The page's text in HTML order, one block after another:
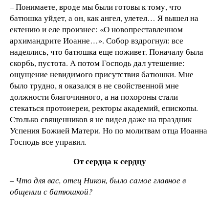
– Понимаете, вроде мы были готовы к тому, что
батюшка уйдет, а он, как ангел, улетел… Я вышел на
ектению и еле произнес: «О новопреставленном
архимандрите Иоанне…». Собор вздрогнул: все
надеялись, что батюшка еще поживет. Поначалу была
скорбь, пустота. А потом Господь дал утешение:
ощущение невидимого присутствия батюшки. Мне
было трудно, я оказался в не свойственной мне
должности благочинного, а на похороны стали
стекаться протоиереи, ректоры академий, епископы.
Столько священников я не видел даже на праздник
Успения Божией Матери. Но по молитвам отца Иоанна
Господь все управил.
От сердца к сердцу
– Что для вас, отец Никон, было самое главное в
общении с батюшкой?